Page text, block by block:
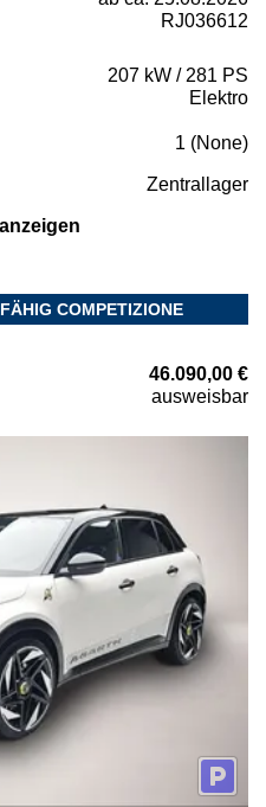
RJ036612
207 kW / 281 PS
Elektro
1 (None)
Zentrallager
COMPETIZIONE
46.090,00 €
ausweisbar